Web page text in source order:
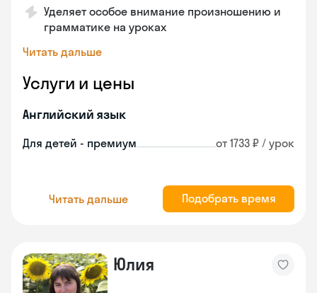
Уделяет особое внимание произношению и
грамматике на уроках
Читать дальше
Услуги и цены
Английский язык
Для детей - премиум от 1733 ₽ / урок
Читать дальше Подобрать время
Юлия